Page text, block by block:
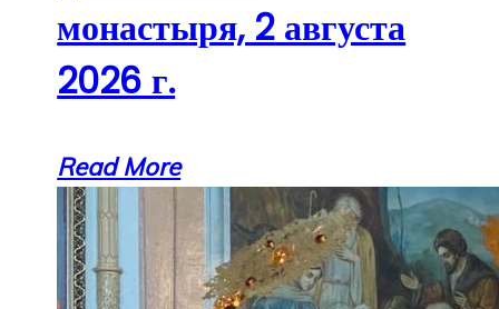
монастыря, 2 августа
2026 г.
Read More